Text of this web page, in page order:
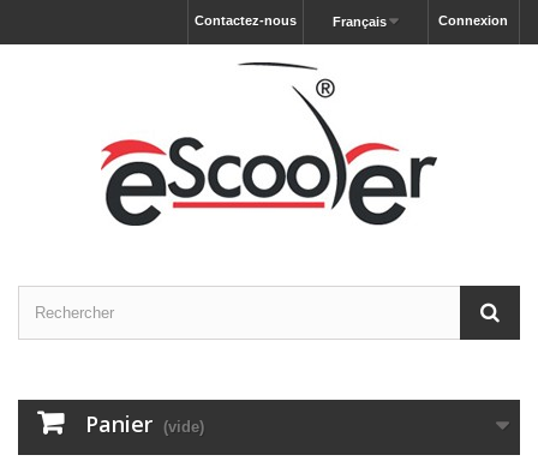
Connexion
Français
Contactez-nous
Panier (vide)